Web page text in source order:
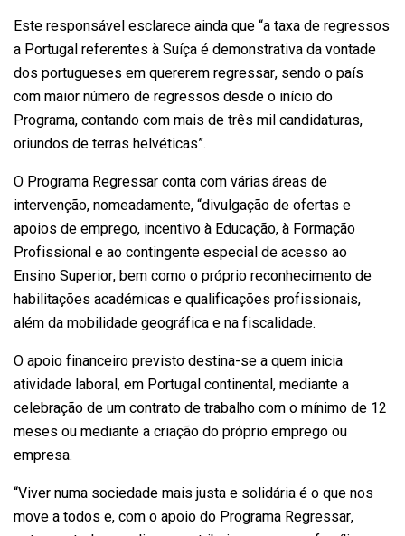
Este responsável esclarece ainda que “a taxa de regressos
a Portugal referentes à Suíça é demonstrativa da vontade
dos portugueses em quererem regressar, sendo o país
com maior número de regressos desde o início do
Programa, contando com mais de três mil candidaturas,
oriundos de terras helvéticas”.
O Programa Regressar conta com várias áreas de
intervenção, nomeadamente, “divulgação de ofertas e
apoios de emprego, incentivo à Educação, à Formação
Profissional e ao contingente especial de acesso ao
Ensino Superior, bem como o próprio reconhecimento de
habilitações académicas e qualificações profissionais,
além da mobilidade geográfica e na fiscalidade.
O apoio financeiro previsto destina-se a quem inicia
atividade laboral, em Portugal continental, mediante a
celebração de um contrato de trabalho com o mínimo de 12
meses ou mediante a criação do próprio emprego ou
empresa.
“Viver numa sociedade mais justa e solidária é o que nos
move a todos e, com o apoio do Programa Regressar,